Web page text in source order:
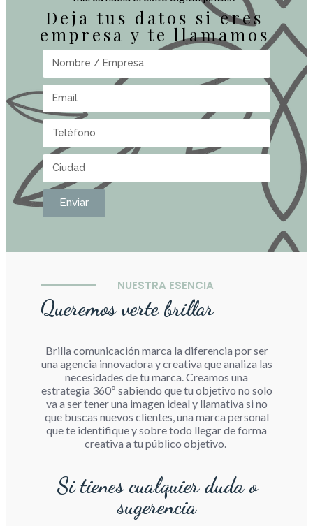
Deja tus datos si eres
empresa y te llamamos
Enviar
NUESTRA ESENCIA
Queremos verte brillar
Brilla comunicación marca la diferencia por ser
una agencia innovadora y creativa que analiza las
necesidades de tu marca. Creamos una
estrategia 360º sabiendo que tu objetivo no solo
va a ser tener una imagen ideal y llamativa si no
que buscas nuevos clientes, una marca personal
que te identifique y sobre todo llegar de forma
creativa a tu público objetivo.
Si tienes cualquier duda o
sugerencia